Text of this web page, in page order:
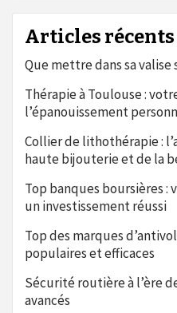
Articles récents
Que mettre dans sa
Thérapie à Toulouse :
l’épanouissement
Collier de lithothérapie :
haute bijouterie et de la
Top banques boursières
un investissement réussi
Top des marques
populaires et efficaces
Sécurité routière à l’ère
avancés